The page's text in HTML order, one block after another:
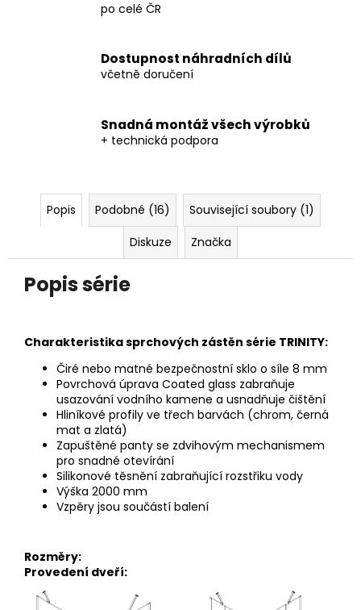
po celé ČR
Dostupnost náhradních dílů
včetně doručení
Snadná montáž všech výrobků
+ technická podpora
Popis Podobné (16)
Související soubory (1)
Diskuze
Značka
Popis série
Charakteristika sprchových zástěn série TRINITY:
Čiré nebo matné bezpečnostní sklo o síle 8 mm
Povrchová úprava Coated glass zabraňuje
usazování vodního kamene a usnadňuje čištění
Hliníkové profily ve třech barvách (chrom, černá
mat a zlatá)
Zapuštěné panty se zdvihovým mechanismem
pro snadné otevírání
Silikonové těsnění zabraňující rozstřiku vody
Výška 2000 mm
Vzpěry jsou součástí balení
Rozměry:
Provedení dveří: